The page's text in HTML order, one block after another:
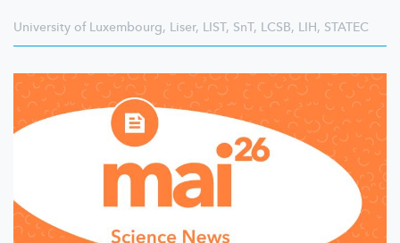
University of Luxembourg, Liser, LIST, SnT, LCSB, LIH, STATEC